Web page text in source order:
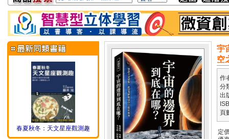
春夏秋冬：天文星座觀測趣
宇
空
作
分
出
頁
定